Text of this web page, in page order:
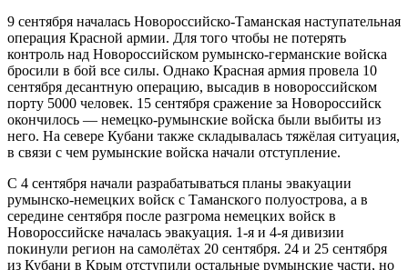
9 сентября началась Новороссийско-Таманская наступательная
операция Красной армии. Для того чтобы не потерять
контроль над Новороссийском румынско-германские войска
бросили в бой все силы. Однако Красная армия провела 10
сентября десантную операцию, высадив в новороссийском
порту 5000 человек. 15 сентября сражение за Новороссийск
окончилось — немецко-румынские войска были выбиты из
него. На севере Кубани также складывалась тяжёлая ситуация,
в связи с чем румынские войска начали отступление.
С 4 сентября начали разрабатываться планы эвакуации
румынско-немецких войск с Таманского полуострова, а в
середине сентября после разгрома немецких войск в
Новороссийске началась эвакуация. 1-я и 4-я дивизии
покинули регион на самолётах 20 сентября. 24 и 25 сентября
из Кубани в Крым отступили остальные румынские части, но